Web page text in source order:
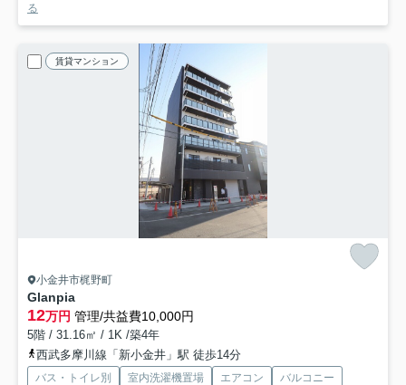
る
賃貸マンション
小金井市梶野町
Glanpia
12万円 管理/共益費10,000円
5階 / 31.16㎡ / 1K /築4年
西武多摩川線「新小金井」駅 徒歩14分
バス・トイレ別 室内洗濯機置場 エアコン
バルコニー